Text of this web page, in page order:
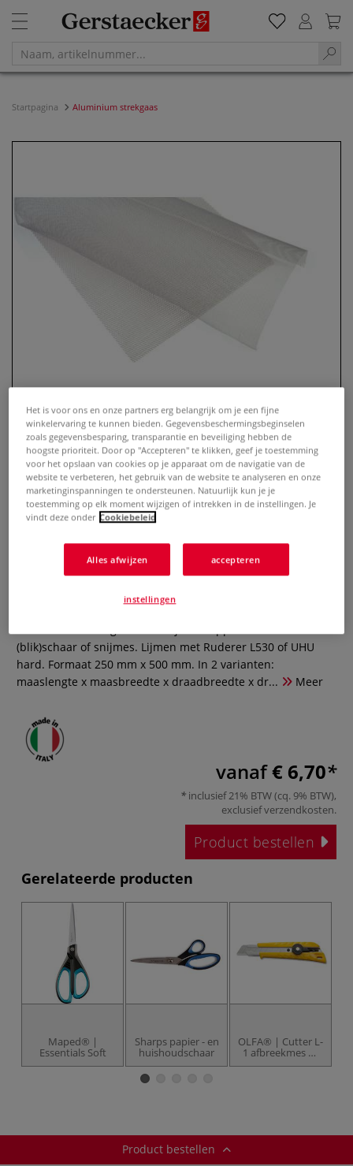
Startpagina Aluminium strekgaas
0 Beoordeling
Strekgaas van fijn draad voor gebruik in de
(blik)schaar of snijmes. Lijmen met Ruderer L530 of UHU
hard. Formaat 250 mm x 500 mm. In 2 varianten:
maaslengte x maasbreedte x draadbreedte x dr...
Meer
vanaf€ 6,70
inclusief 21% BTW (cq. 9% BTW),
exclusiefverzendkosten.
Product bestellen
Gerelateerde producten
Maped® |
Essentials Soft
Sharps papier - en
huishoudschaar
OLFA® | Cutter L-
1 afbreekmes —
univereseel
Product bestellen
Het is voor ons en onze partners erg belangrijk om je een fijne
winkelervaring te kunnen bieden. Gegevensbeschermingsbeginselen
zoals gegevensbesparing, transparantie en beveiliging hebben de
hoogste prioriteit. Door op "Accepteren" te klikken, geef je toestemming
voor het opslaan van cookies op je apparaat om de navigatie van de
website te verbeteren, het gebruik van de website te analyseren en onze
marketinginspanningen te ondersteunen. Natuurlijk kun je je
toestemming op elk moment wijzigen of intrekken in de instellingen. Je
vindt deze onder Cookiebeleid
Alles afwijzen accepteren
instellingen